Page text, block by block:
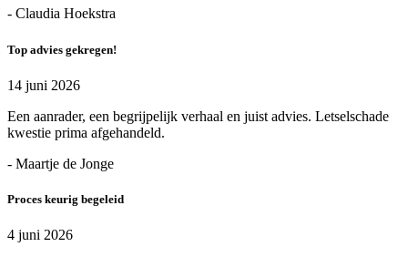
- Claudia Hoekstra
Top advies gekregen!
14 juni 2026
Een aanrader, een begrijpelijk verhaal en juist advies. Letselschade
kwestie prima afgehandeld.
- Maartje de Jonge
Proces keurig begeleid
4 juni 2026